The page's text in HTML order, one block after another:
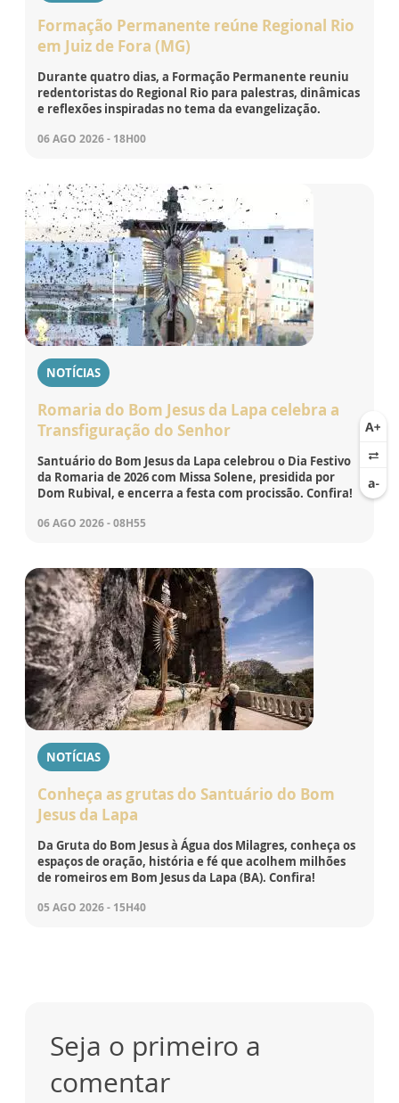
Formação Permanente reúne Regional Rio
em Juiz de Fora (MG)
Durante quatro dias, a Formação Permanente reuniu
redentoristas do Regional Rio para palestras, dinâmicas
e reflexões inspiradas no tema da evangelização.
06 AGO 2026 - 18H00
NOTÍCIAS
Romaria do Bom Jesus da Lapa celebra a
Transfiguração do Senhor
Santuário do Bom Jesus da Lapa celebrou o Dia Festivo
da Romaria de 2026 com Missa Solene, presidida por
Dom Rubival, e encerra a festa com procissão. Confira!
06 AGO 2026 - 08H55
NOTÍCIAS
Conheça as grutas do Santuário do Bom
Jesus da Lapa
Da Gruta do Bom Jesus à Água dos Milagres, conheça os
espaços de oração, história e fé que acolhem milhões
de romeiros em Bom Jesus da Lapa (BA). Confira!
05 AGO 2026 - 15H40
Seja o primeiro a
comentar